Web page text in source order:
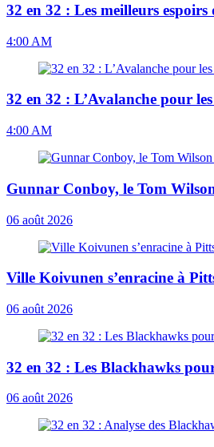
32 en 32 : Les meilleurs
4:00 AM
32 en 32 : L’Avalanche pour
4:00 AM
Gunnar Conboy, le Tom
06 août 2026
Ville Koivunen s’enracine à
06 août 2026
32 en 32 : Les Blackhawks
06 août 2026